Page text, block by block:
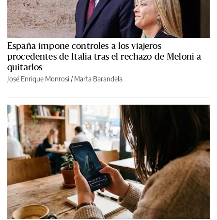
España impone controles a los viajeros
procedentes de Italia tras el rechazo de Meloni a
quitarlos
José Enrique Monrosi / Marta Barandela